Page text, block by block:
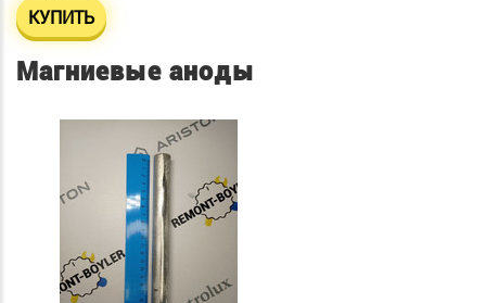
КУПИТЬ
Магниевые аноды